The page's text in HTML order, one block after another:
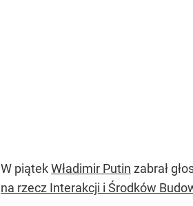
W piątekWładimir Putin zabrał
na rzecz Interakcji i Środków